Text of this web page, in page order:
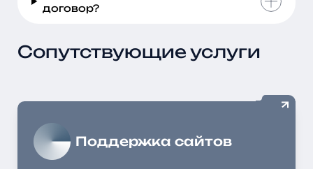
договор?
Сопутствующие услуги
Поддержка сайтов